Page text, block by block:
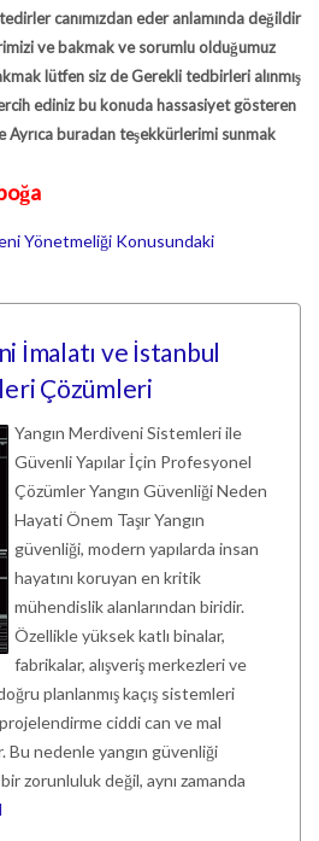
canımızdan eder anlamında değildir
ve bakmak ve sorumlu olduğumuz
lütfen siz de Gerekli tedbirleri alınmış
ediniz bu konuda hassasiyet gösteren
buradan teşekkürlerimi sunmak
Yönetmeliği Konusundaki
İmalatı ve İstanbul
Çözümleri
Yangın Merdiveni Sistemleri ile
Güvenli Yapılar İçin Profesyonel
Çözümler Yangın Güvenliği Neden
Hayati Önem Taşır Yangın
güvenliği, modern yapılarda insan
hayatını koruyan en kritik
mühendislik alanlarından biridir.
Özellikle yüksek katlı binalar,
fabrikalar, alışveriş merkezleri ve
planlanmış kaçış sistemleri
projelendirme ciddi can ve mal
Bu nedenle yangın güvenliği
zorunluluk değil, aynı zamanda